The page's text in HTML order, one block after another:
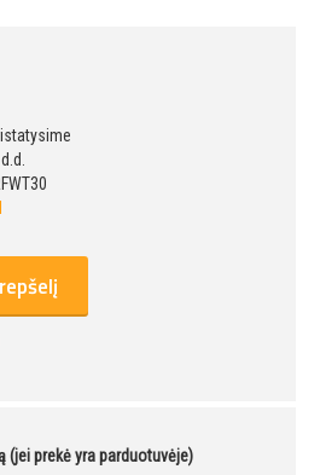
(jei prekė yra parduotuvėje)